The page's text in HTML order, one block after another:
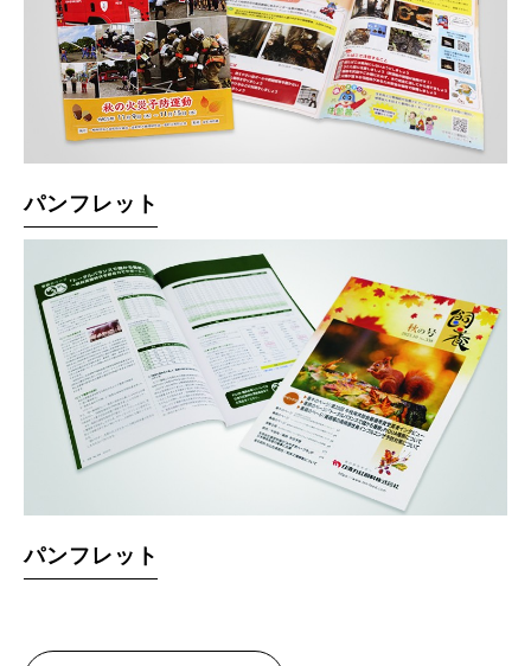
パンフレット
パンフレット